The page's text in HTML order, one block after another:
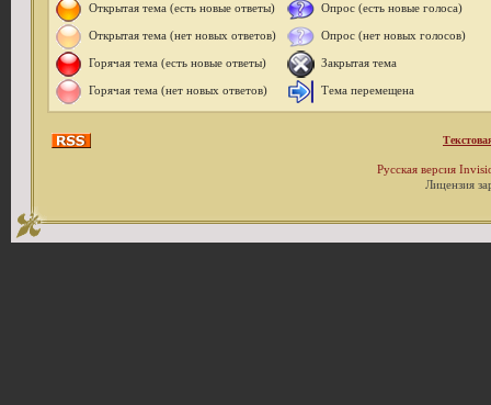
Открытая тема (есть новые ответы)
Открытая тема (нет новых ответов)
Горячая тема (есть новые ответы)
Горячая тема (нет новых ответов)
Опрос (есть новые голоса)
Опрос (нет новых голосов)
Закрытая тема
Тема перемещена
Русская версия
Лицензия